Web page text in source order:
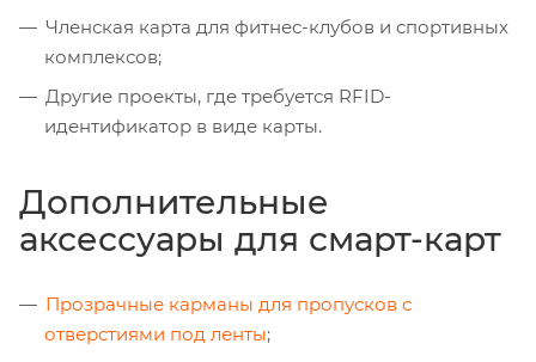
Членская карта для фитнес-клубов и спортивных
комплексов;
Другие проекты, где требуется RFID-
идентификатор в виде карты.
Дополнительные
аксессуары для смарт-карт
Прозрачные карманы для пропусков с
отверстиями под ленты;